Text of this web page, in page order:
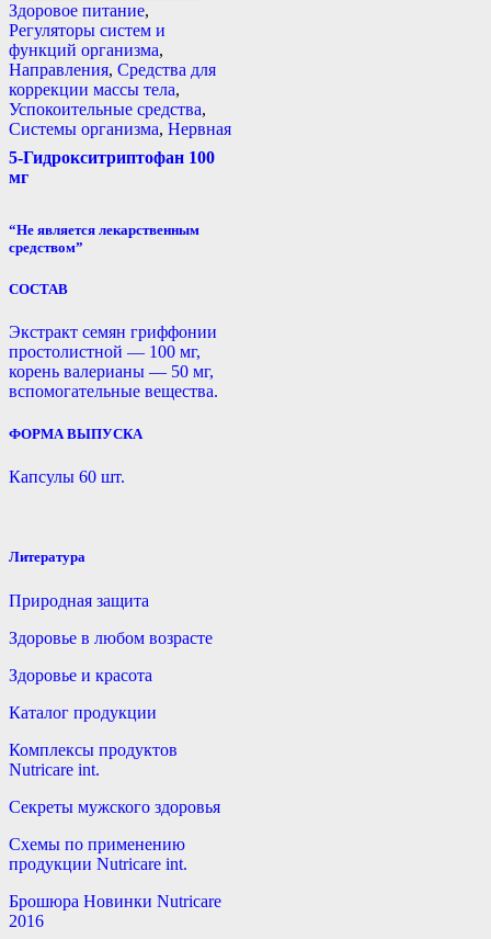
Здоровое питание,
Регуляторы систем и
функций организма,
Направления, Средства для
коррекции массы тела,
Успокоительные средства,
Системы организма, Нервная
5-Гидрокситриптофан 100
мг
“Не является лекарственным
средством”
СОСТАВ
Экстракт семян гриффонии
простолистной — 100 мг,
корень валерианы — 50 мг,
вспомогательные вещества.
ФОРМА ВЫПУСКА
Капсулы 60 шт.
Литература
Природная защита
Здоровье в любом возрасте
Здоровье и красота
Каталог продукции
Комплексы продуктов
Nutricare int.
Секреты мужского здоровья
Схемы по применению
продукции Nutricare int.
Брошюра Новинки Nutricare
2016